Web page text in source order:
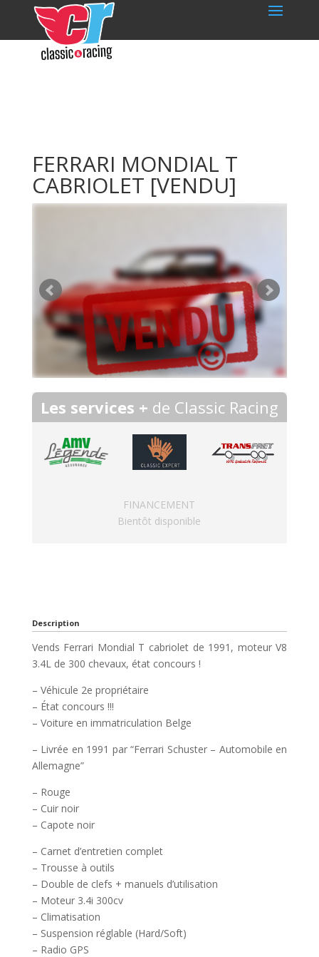
FERRARI MONDIAL T
CABRIOLET [VENDU]
Les services + de Classic Racing
FINANCEMENT
Bientôt disponible
Description
Vends Ferrari Mondial T cabriolet de 1991, moteur V8
3.4L de 300 chevaux, état concours !
– Véhicule 2e propriétaire
– État concours !!!
– Voiture en immatriculation Belge
– Livrée en 1991 par “Ferrari Schuster – Automobile en
Allemagne”
– Rouge
– Cuir noir
– Capote noir
– Carnet d’entretien complet
– Trousse à outils
– Double de clefs + manuels d’utilisation
– Moteur 3.4i 300cv
– Climatisation
– Suspension réglable (Hard/Soft)
– Radio GPS